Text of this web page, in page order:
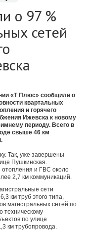
о 97 %
сетей
«Т Плюс» сообщили о
квартальных
и горячего
Ижевска к новому
периоду. Всего в
свыше 46 км
Так, уже завершены
Пушкинская.
отопления и ГВС около
2,7 км коммуникаций.
сети
км труб этого типа,
магистральных сетей по
техническому
по улице
км трубопровода.